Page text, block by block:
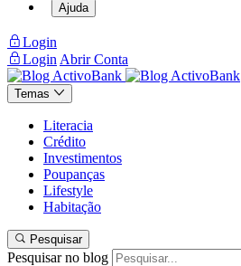
Ajuda
Login
Login Abrir Conta
Temas
Literacia
Crédito
Investimentos
Poupanças
Lifestyle
Habitação
Pesquisar
Pesquisar no blog